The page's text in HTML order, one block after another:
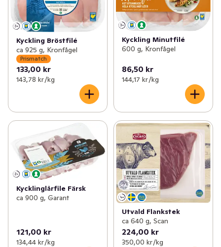
Kyckling Bröstfilé
ca 925 g, Kronfågel
Prismatch
133,00 kr
143,78 kr /kg
Kyckling Minutfilé
600 g, Kronfågel
86,50 kr
144,17 kr /kg
Kycklinglårfile Färsk
ca 900 g, Garant
121,00 kr
134,44 kr /kg
Utvald Flankstek
ca 640 g, Scan
224,00 kr
350,00 kr /kg